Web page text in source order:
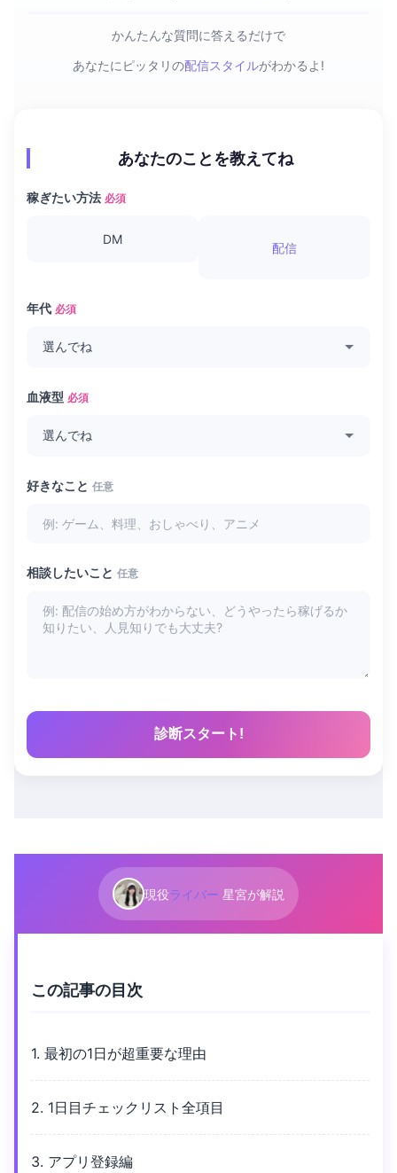
かんたんな質問に答えるだけで
あなたにピッタリの配信スタイルがわかるよ!
あなたのことを教えてね
稼ぎたい方法 必須
DM
配信
年代 必須
血液型 必須
好きなこと 任意
相談したいこと 任意
診断スタート!
現役ライバー 星宮が解説
この記事の目次
1. 最初の1日が超重要な理由
2. 1日目チェックリスト全項目
3. アプリ登録編